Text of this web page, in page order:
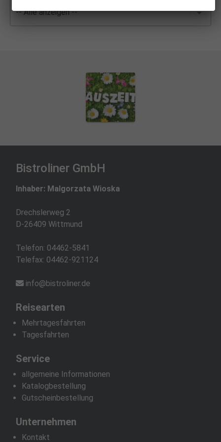
-- Alle anzeigen --
Bistroliner GmbH
Inhaber: Malgorzata Wioska
Drechslerweg 2
D-26409 Wittmund
Telefon: 04462-5841
Telefax: 04462-921124
info@bistroliner.de
Reisearten
Mehrtagesfahrten
Tagesfahrten
Service
allgemeine Informationen
Katalogbestellung
Gutscheinbestellung
Unternehmen
Kontakt